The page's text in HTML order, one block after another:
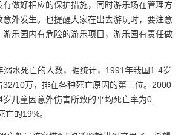
做好相应的保护措施，同时游乐场在管理方
外发生。也提醒大家在出去游玩时，要注意
乐园内有危险的游乐项目，游乐园有责任做
溺水死亡的人数，据统计，1991年我国1-4岁
32/10万，排在各种死亡原因的第三位。2000
儿童因意外伤害所致的平均死亡率为0.
的19%。